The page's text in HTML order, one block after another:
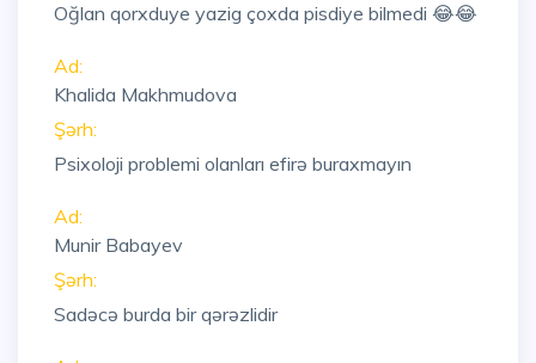
Oğlan qorxduye yazig çoxda pisdiye bilmedi 😂😂
Ad:
Khalida Makhmudova
Şərh:
Psixoloji problemi olanları efirə buraxmayın
Ad:
Munir Babayev
Şərh:
Sadəcə burda bir qərəzlidir